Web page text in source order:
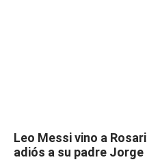
Leo Messi vino a
adiós a su padre Jorge